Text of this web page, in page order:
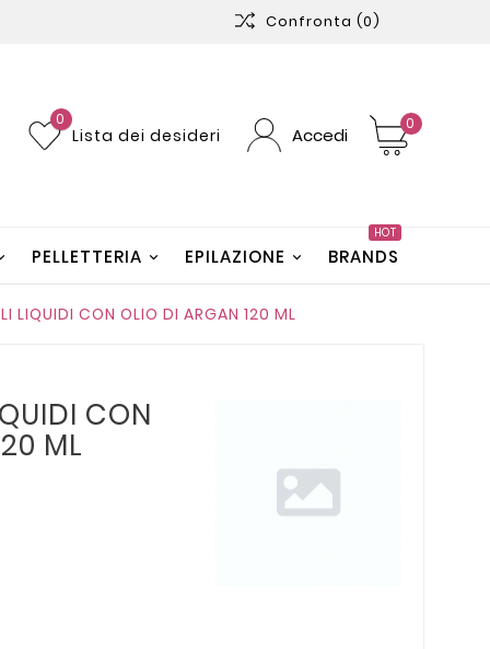
Confronta (0)
0
Lista dei desideri Accedi
0
PELLETTERIA EPILAZIONE BRANDS
HOT
LIQUIDI CON OLIO DI ARGAN 120 ML
CON
ML